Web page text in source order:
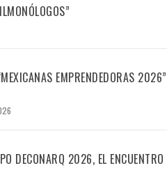
EMPRENDEDORAS
DECONARQ 2026, EL